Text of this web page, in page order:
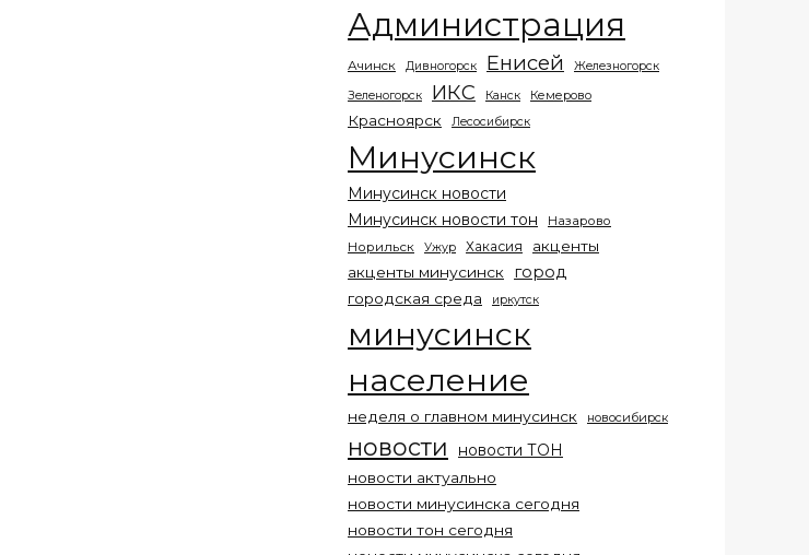
Администрация
Ачинск Дивногорск Енисей Железногорск
Зеленогорск ИКС Канск Кемерово
Красноярск Лесосибирск
Минусинск
Минусинск новости
Минусинск новости тон
Назарово
Норильск
Ужур Хакасия
акценты
акценты минусинск
город
городская среда иркутск
минусинск
население
неделя о главном минусинск новосибирск
новости новости ТОН
новости актуально
новости минусинска сегодня
новости тон сегодня